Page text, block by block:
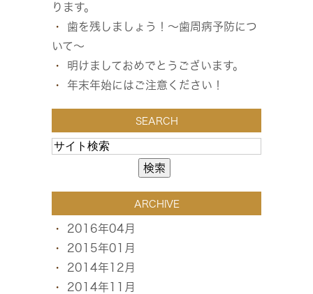
ります。
歯を残しましょう！～歯周病予防につ
いて～
明けましておめでとうございます。
年末年始にはご注意ください！
SEARCH
ARCHIVE
2016年04月
2015年01月
2014年12月
2014年11月